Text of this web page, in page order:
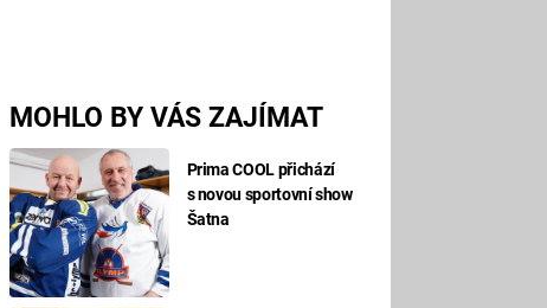
MOHLO BY VÁS ZAJÍMAT
Prima COOL přichází
s novou sportovní show
Šatna